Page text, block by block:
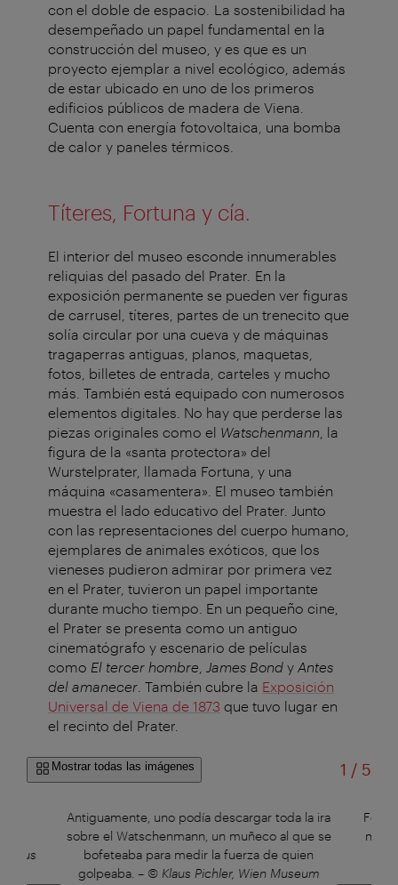
con el doble de espacio. La sostenibilidad ha
desempeñado un papel fundamental en la
construcción del museo, y es que es un
proyecto ejemplar a nivel ecológico, además
de estar ubicado en uno de los primeros
edificios públicos de madera de Viena.
Cuenta con energía fotovoltaica, una bomba
de calor y paneles térmicos.
Títeres, Fortuna y cía.
El interior del museo esconde innumerables
reliquias del pasado del Prater. En la
exposición permanente se pueden ver figuras
de carrusel, títeres, partes de un trenecito que
solía circular por una cueva y de máquinas
tragaperras antiguas, planos, maquetas,
fotos, billetes de entrada, carteles y mucho
más. También está equipado con numerosos
elementos digitales. No hay que perderse las
piezas originales como el Watschenmann , la
figura de la «santa protectora» del
Wurstelprater, llamada Fortuna, y una
máquina «casamentera». El museo también
muestra el lado educativo del Prater. Junto
con las representaciones del cuerpo humano,
ejemplares de animales exóticos, que los
vieneses pudieron admirar por primera vez
en el Prater, tuvieron un papel importante
durante mucho tiempo. En un pequeño cine,
el Prater se presenta como un antiguo
cinematógrafo y escenario de películas
como El tercer hombre James Bond y Antes
del amanecer . También cubre la Exposición
Universal de Viena de 1873 que tuvo lugar en
el recinto del Prater.
Mostrar todas las imágenes 1 /de
5
Klaus
Antiguamente, uno podía descargar toda la ira
sobre el Watschenmann, un muñeco al que se
bofeteaba para medir la fuerza de quien
golpeaba. – © Klaus Pichler, Wien Museum